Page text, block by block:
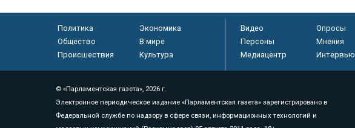
Политика
Экономика
Общество
В мире
Происшествия
Культура
Видео Опросы
Персоны
Мнения
Медиацентр
Интервью
© «Парламентская газета», 2026 г.
Электронное периодическое издание «Парламентская газета» зарегистрировано в
Федеральной службе по надзору в сфере связи, информационных технологий и